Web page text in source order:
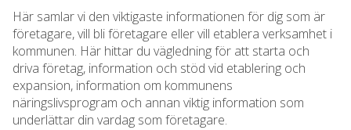
Här samlar vi den viktigaste informationen för dig som är
företagare, vill bli företagare eller vill etablera verksamhet i
kommunen. Här hittar du vägledning för att starta och
driva företag, information och stöd vid etablering och
expansion, information om kommunens
näringslivsprogram och annan viktig information som
underlättar din vardag som företagare.